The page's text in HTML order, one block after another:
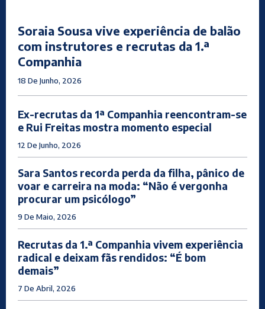
Soraia Sousa vive experiência de balão
com instrutores e recrutas da 1.ª
Companhia
18 De Junho, 2026
Ex-recrutas da 1ª Companhia reencontram-se
e Rui Freitas mostra momento especial
12 De Junho, 2026
Sara Santos recorda perda da filha, pânico de
voar e carreira na moda: “Não é vergonha
procurar um psicólogo”
9 De Maio, 2026
Recrutas da 1.ª Companhia vivem experiência
radical e deixam fãs rendidos: “É bom
demais”
7 De Abril, 2026